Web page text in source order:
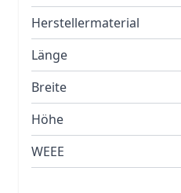
Herstellermaterial
Länge
Breite
Höhe
WEEE